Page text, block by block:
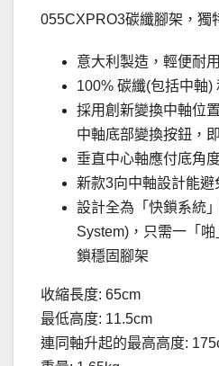
055CXPRO3碳纖腳架，獨
意大利製造，輕便耐用
100% 碳纖(包括中軸)
採用創新變換中軸位
中軸底部變換按鈕，
垂直中心軸應付底角
新款3向中軸設計能避
設計全為「快鎖系統
System)，只需一「
鎖穩固腳架
收縮長度: 65cm
最低高度: 11.5cm
連同軸升起的最高高度: